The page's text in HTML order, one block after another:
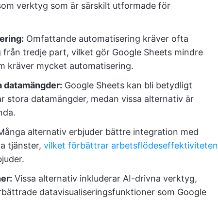
verktyg som är särskilt utformade för
Omfattande automatisering kräver ofta
tredje part, vilket gör Google Sheets mindre
kräver mycket automatisering.
datamängder: Google Sheets kan bli betydligt
stora datamängder, medan vissa alternativ är
alternativ erbjuder bättre integration med
tjänster, vilket förbättrar arbetsflödeseffektiviteten
Vissa alternativ inkluderar AI-drivna verktyg,
datavisualiseringsfunktioner som Google